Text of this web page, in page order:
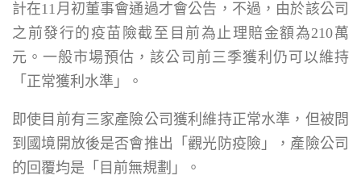
計在11月初董事會通過才會公告，不過，由於該公司
之前發行的疫苗險截至目前為止理賠金額為210萬
元。一般市場預估，該公司前三季獲利仍可以維持
「正常獲利水準」。
即使目前有三家產險公司獲利維持正常水準，但被問
到國境開放後是否會推出「觀光防疫險」，產險公司
的回覆均是「目前無規劃」。